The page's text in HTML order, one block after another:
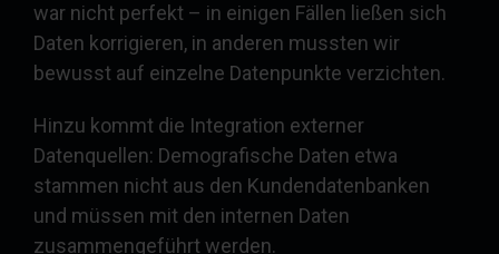
war nicht perfekt – in einigen Fällen ließen sich
Daten korrigieren, in anderen mussten wir
bewusst auf einzelne Datenpunkte verzichten.
Hinzu kommt die Integration externer
Datenquellen: Demografische Daten etwa
stammen nicht aus den Kundendatenbanken
und müssen mit den internen Daten
zusammengeführt werden.